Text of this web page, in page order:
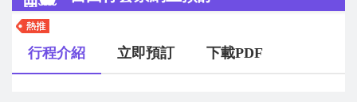
行程介紹 立即預訂 下載PDF